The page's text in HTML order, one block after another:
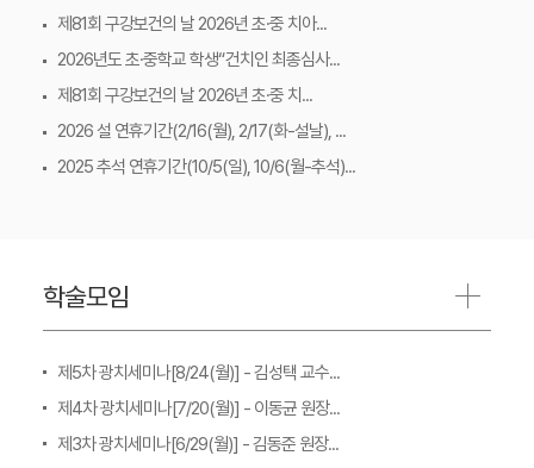
제81회 구강보건의 날 2026년 초·중 치아...
2026년도 초·중학교 학생“건치인 최종심사...
제81회 구강보건의 날 2026년 초·중 치...
2026 설 연휴기간(2/16(월), 2/17(화-설날), ...
2025 추석 연휴기간(10/5(일), 10/6(월-추석)...
학술모임
제5차 광치세미나[8/24(월)] - 김성택 교수...
제4차 광치세미나[7/20(월)] - 이동균 원장...
제3차 광치세미나[6/29(월)] - 김동준 원장...